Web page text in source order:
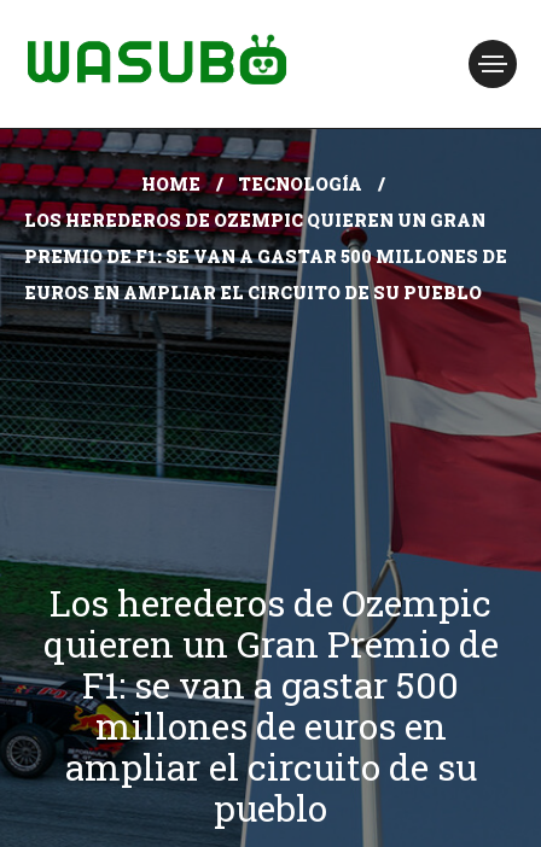
HOME
TECNOLOGÍA
LOS HEREDEROS DE OZEMPIC QUIEREN UN GRAN
PREMIO DE F1: SE VAN A GASTAR 500 MILLONES DE
EUROS EN AMPLIAR EL CIRCUITO DE SU PUEBLO
Los herederos de Ozempic
quieren un Gran Premio de
F1: se van a gastar 500
millones de euros en
ampliar el circuito de su
pueblo